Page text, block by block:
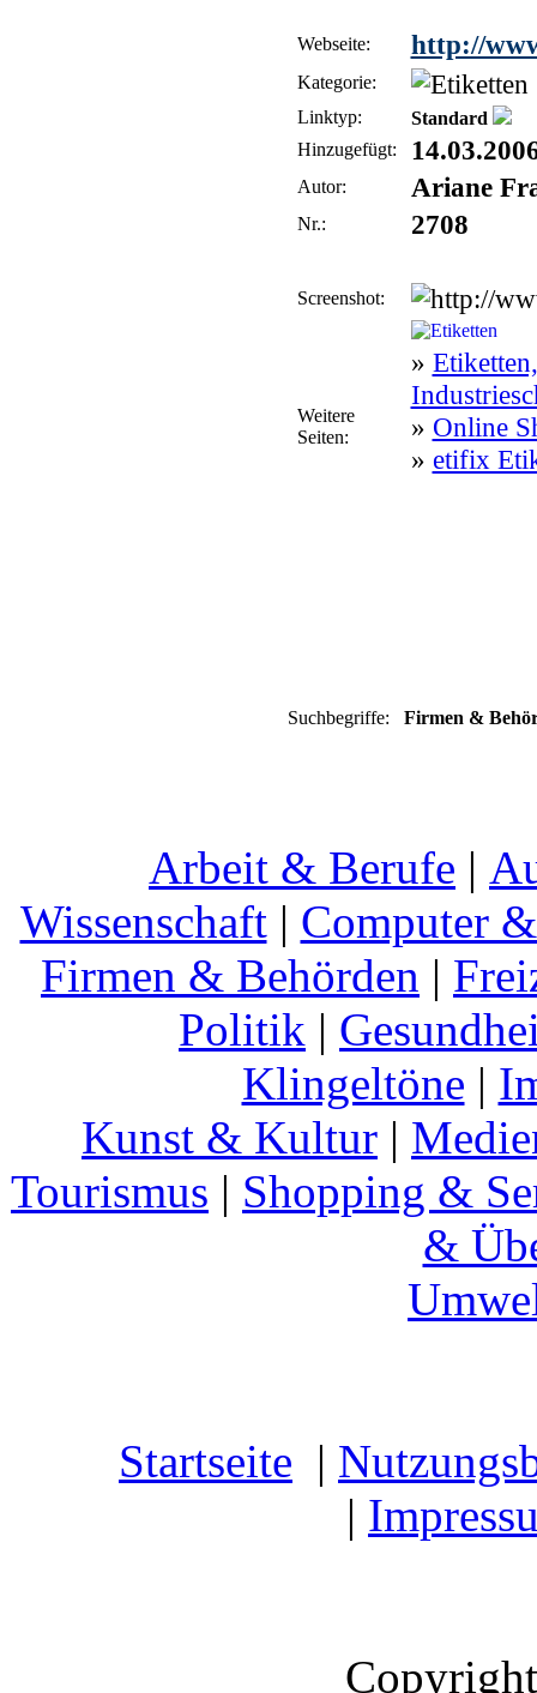
Webseite: http://
Kategorie:
Linktyp:
Standard
Hinzugefügt:
Autor: Ariane
Nr.: 2708
Screenshot:
Weitere
Seiten:
»
» Online
» etifix
Suchbegriffe: Firmen &
Arbeit & Berufe |
Wissenschaft| Computer
Firmen & Behörden |
Politik |
Klingeltöne |
Kunst & Kultur |
Tourismus | Shopping &
&
Startseite |
|